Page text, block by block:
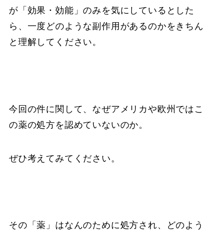
が「効果・効能」のみを気にしているとした
ら、一度どのような副作用があるのかをきちん
と理解してください。
今回の件に関して、なぜアメリカや欧州ではこ
の薬の処方を認めていないのか。
ぜひ考えてみてください。
その「薬」はなんのために処方され、どのよう